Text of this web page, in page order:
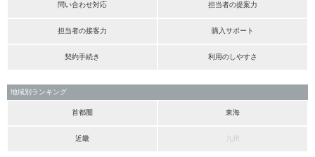
問い合わせ対応 担当者の提案力
担当者の接客力 購入サポート
契約手続き 利用のしやすさ
地域別ランキング
首都圏 東海
近畿 九州